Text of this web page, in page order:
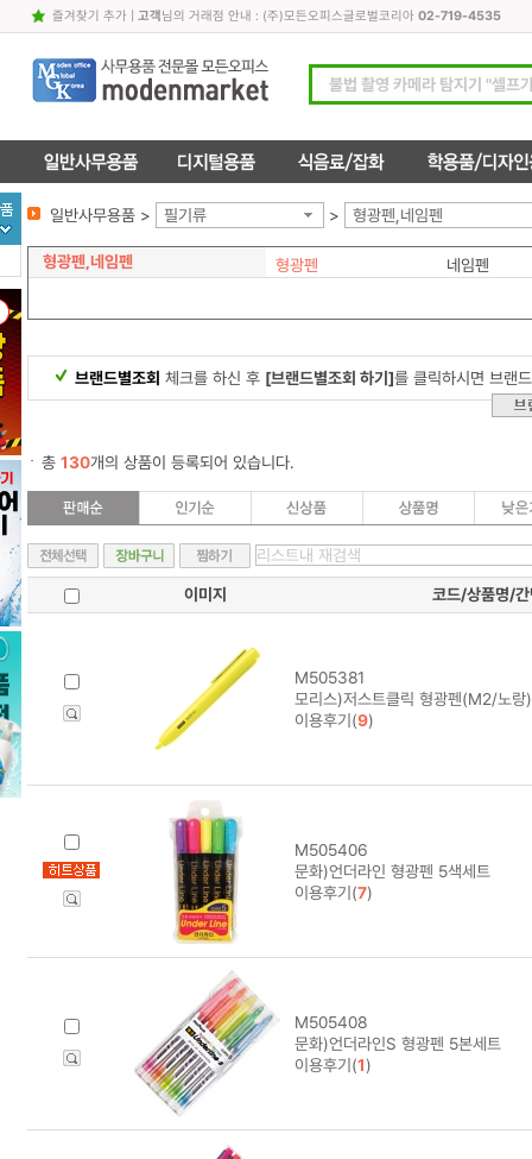
즐겨찾기 추가| 고객님의 거래점 안내 : (주)모든오피스글로벌코리아 02-719-4535
일반사무용품 > 필기류 > 형광펜,네임펜
형광펜,네임펜 형광펜 네임펜
브랜드별조회 체크를 하신 후 [브랜드별조회 하기]를 클릭하시면 브랜
총 130개의 상품이 등록되어 있습니다.
이미지 코드/상품명/간
M505381
모리스)저스트클릭 형광펜(M2/노랑)
이용후기(9)
M505406
문화)언더라인 형광펜 5색세트
이용후기(7)
M505408
문화)언더라인S 형광펜 5본세트
이용후기(1)